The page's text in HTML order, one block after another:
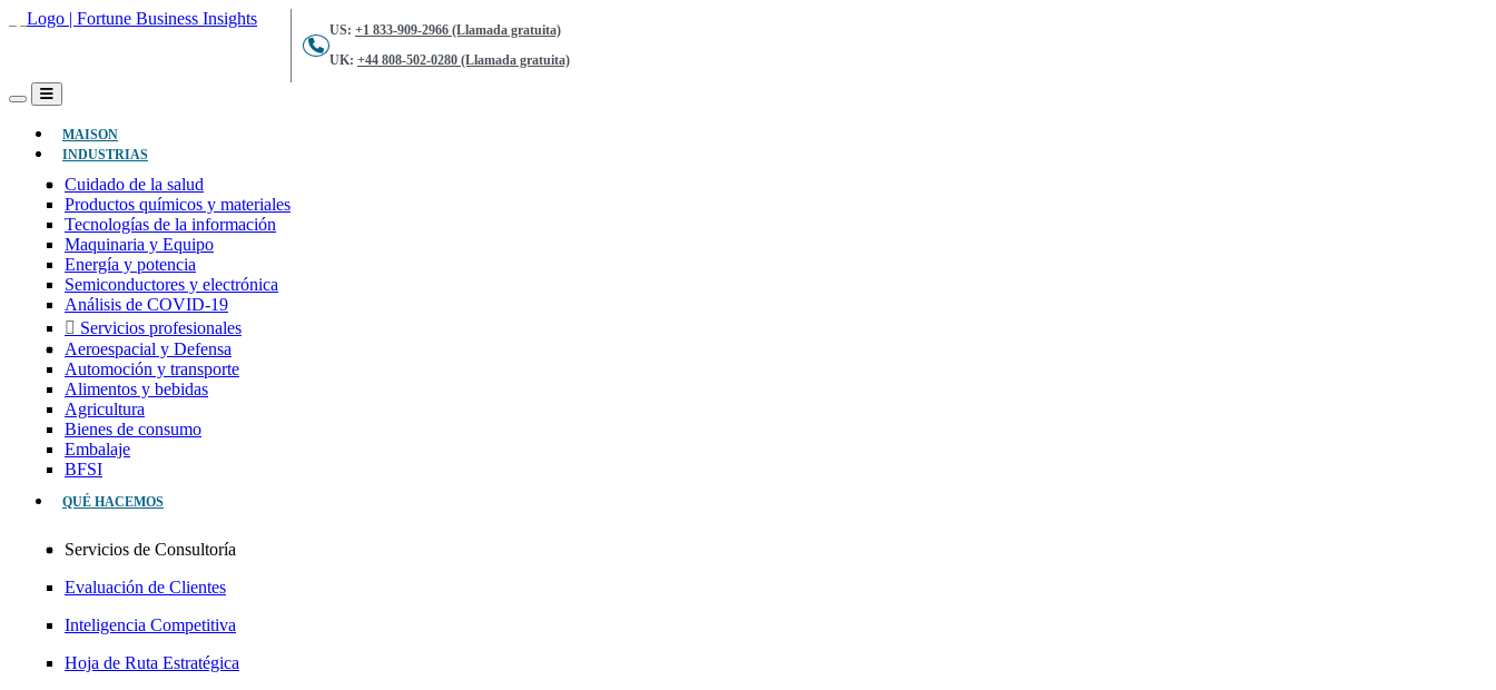
US: +1 833-909-2966 (Llamada gratuita)
UK: +44 808-502-0280 (Llamada gratuita)
MAISON(ACTUAL)
INDUSTRIAS
Cuidado de la salud
Productos químicos y materiales
Tecnologías de la información
Maquinaria y Equipo
Energía y potencia
Semiconductores y electrónica
Análisis de COVID-19
Servicios profesionales
Aeroespacial y Defensa
Automoción y transporte
Alimentos y bebidas
Agricultura
Bienes de consumo
Embalaje
BFSI
QUÉ HACEMOS
Servicios de Consultoría
Evaluación de Clientes
Inteligencia Competitiva
Hoja de Ruta Estratégica